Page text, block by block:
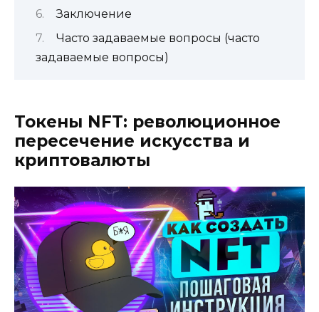
Заключение
Часто задаваемые вопросы (часто
задаваемые вопросы)
Токены NFT: революционное
пересечение искусства и
криптовалюты